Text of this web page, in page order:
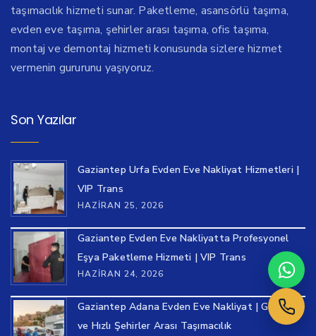
taşımacılık hizmeti sunar. Paketleme, asansörlü taşıma,
evden eve taşıma, şehirler arası taşıma, ofis taşıma,
montaj ve demontaj hizmeti konusunda sizlere hizmet
vermenin gururunu yaşıyoruz.
Son Yazılar
Gaziantep Urfa Evden Eve Nakliyat Hizmetleri |
VIP Trans
HAZIRAN 25, 2026
Gaziantep Evden Eve Nakliyatta Profesyonel
Eşya Paketleme Hizmeti | VIP Trans
HAZIRAN 24, 2026
Gaziantep Adana Evden Eve Nakliyat | Güvenli
ve Hızlı Şehirler Arası Taşımacılık